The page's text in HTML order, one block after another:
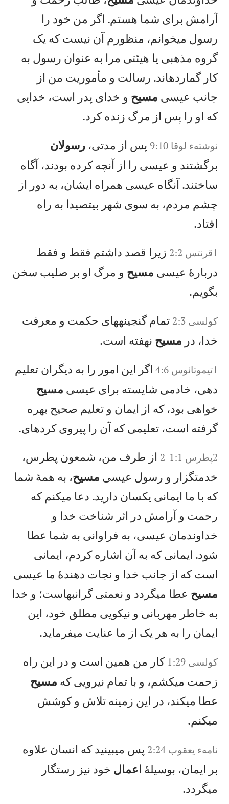
آرامش برای شما هستم. اگر من خود را
رسول میخوانم، منظورم آن نيست كه يک
گروه مذهبی يا هيئتی مرا به عنوان رسول به
کار گماردهاند. رسالت و مأموريت من از
جانب عيسی مسيح و خدای پدر است، خدايی
كه او را پس از مرگ زنده كرد.
نوشته‌ء لوقا 9:10 پس از مدتی،رسولان
برگشتند و عيسی را از آنچه كرده بودند، آگاه
ساختند. آنگاه عيسی همراه ايشان، به دور از
چشم مردم، به سوی شهر بيتصيدا به راه
افتاد.
1‏قرنتس 2:2
زيرا قصد داشتم فقط و فقط
دربارهٔ عيسی مسيح و مرگ او بر صليب سخن
بگويم.
کولسی 2:3
تمام گنجينههای حكمت و معرفت
خدا، در مسيح نهفته است.
1تيموتائوس 4:6
اگر اين امور را به ديگران تعليم
دهی، خادمی شايسته برای عيسی مسيح
خواهی بود، كه از ايمان و تعليم صحيح بهره
گرفته است، تعليمی كه آن را پيروی كردهای.
2پطرس 1:1-2
از طرف من، شمعون پطرس،
خدمتگزار و رسول عيسی مسيح، به همهٔ شما
كه با ما ايمانی يكسان داريد. دعا میكنم كه
رحمت و آرامش در اثر شناخت خدا و
خداوندمان عيسی، به فراوانی به شما عطا
شود. ايمانی كه به آن اشاره كردم، ايمانی
است كه از جانب خدا و نجات دهندهٔ ما عيسی
مسيح عطا میگردد و نعمتی گرانبهاست؛ و خدا
به خاطر مهربانی و نيكويی مطلق خود، اين
ايمان را به هر يک از ما عنايت میفرمايد.
کولسی 1:29
كار من همين است و در اين راه
زحمت میكشم، و با تمام نيرويی كه مسيح
عطا میكند، در اين زمينه تلاش و كوشش
میكنم.
نامهء يعقوب‌ 2:24
پس میبينيد كه انسان علاوه
بر ايمان، بوسيلهٔ اعمال خود نيز رستگار
میگردد.